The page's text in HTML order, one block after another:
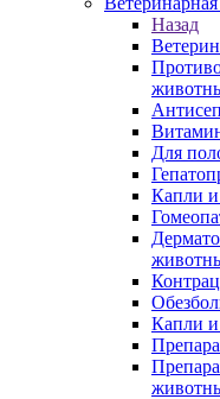
Назад
Для
Капли
Капли и